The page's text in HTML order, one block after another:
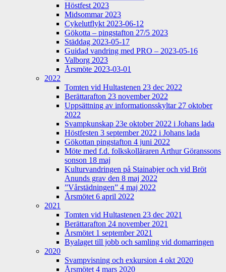
Höstfest 2023
Midsommar 2023
Cykelutflykt 2023-06-12
Gökotta – pingstafton 27/5 2023
Städdag 2023-05-17
Guidad vandring med PRO – 2023-05-16
Valborg 2023
Årsmöte 2023-03-01
2022
Tomten vid Hultastenen 23 dec 2022
Berättarafton 23 november 2022
Uppsättning av informationsskyltar 27 oktober
2022
Svampkunskap 23e oktober 2022 i Johans lada
Höstfesten 3 september 2022 i Johans lada
Gökottan pingstafton 4 juni 2022
Möte med f.d. folkskolläraren Arthur Göranssons
sonson 18 maj
Kulturvandringen på Stainabjer och vid Bröt
Anunds grav den 8 maj 2022
”Vårstädningen” 4 maj 2022
Årsmötet 6 april 2022
2021
Tomten vid Hultastenen 23 dec 2021
Berättarafton 24 november 2021
Årsmötet 1 september 2021
Byalaget till jobb och samling vid domarringen
2020
Svampvisning och exkursion 4 okt 2020
Årsmötet 4 mars 2020